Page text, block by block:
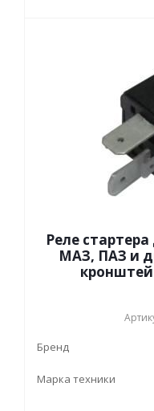
Реле
МАЗ, ПАЗ и
Бренд
Марка техники